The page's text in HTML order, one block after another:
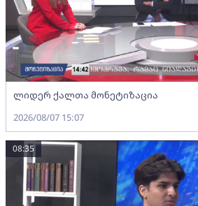
ლიდერ ქალთა მონეტიზაცია
2026/08/07 15:07
08:35